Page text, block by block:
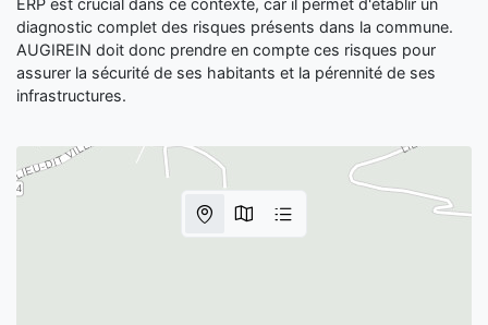
ERP est crucial dans ce contexte, car il permet d'établir un
diagnostic complet des risques présents dans la commune.
AUGIREIN doit donc prendre en compte ces risques pour
assurer la sécurité de ses habitants et la pérennité de ses
infrastructures.